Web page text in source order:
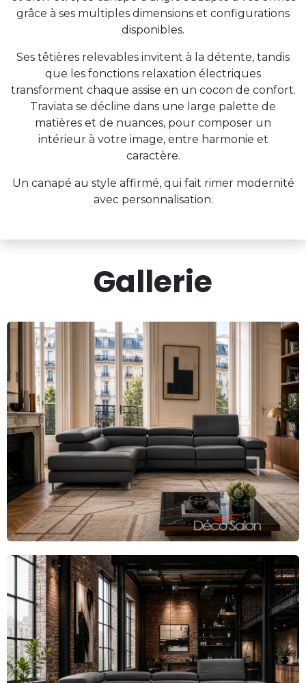
grâce à ses multiples dimensions et configurations
disponibles.
Ses têtières relevables invitent à la détente, tandis
que les fonctions relaxation électriques
transforment chaque assise en un cocon de confort.
Traviata se décline dans une large palette de
matières et de nuances, pour composer un
intérieur à votre image, entre harmonie et
caractère.
Un canapé au style affirmé, qui fait rimer modernité
avec personnalisation.
Gallerie